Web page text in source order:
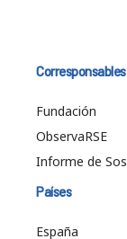
Corresponsables
Fundación
ObservaRSE
Informe de
Países
España